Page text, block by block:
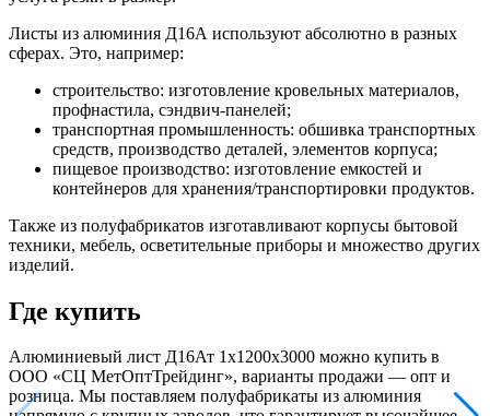
Листы из алюминия Д16А используют абсолютно в разных
сферах. Это, например:
строительство: изготовление кровельных материалов,
профнастила, сэндвич-панелей;
транспортная промышленность: обшивка транспортных
средств, производство деталей, элементов корпуса;
пищевое производство: изготовление емкостей и
контейнеров для хранения/транспортировки продуктов.
Также из полуфабрикатов изготавливают корпусы бытовой
техники, мебель, осветительные приборы и множество других
изделий.
Где купить
Алюминиевый лист Д16Ат 1х1200х3000 можно купить в
ООО «СЦ МетОптТрейдинг», варианты продажи — опт и
розница. Мы поставляем полуфабрикаты из алюминия